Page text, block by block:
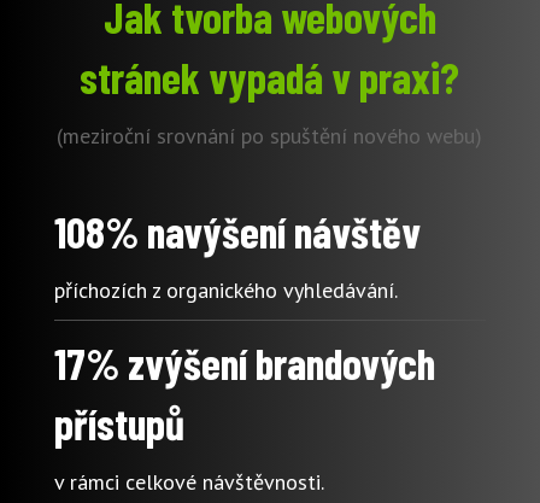
Jak tvorba webových
stránek vypadá v praxi?
(meziroční srovnání po spuštění nového webu)
108% navýšení návštěv
příchozích z organického vyhledávání.
17% zvýšení brandových
přístupů
v rámci celkové návštěvnosti.